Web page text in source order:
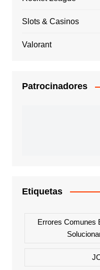
Slots & Casinos
Valorant
Patrocinadores
Etiquetas
Errores Comunes